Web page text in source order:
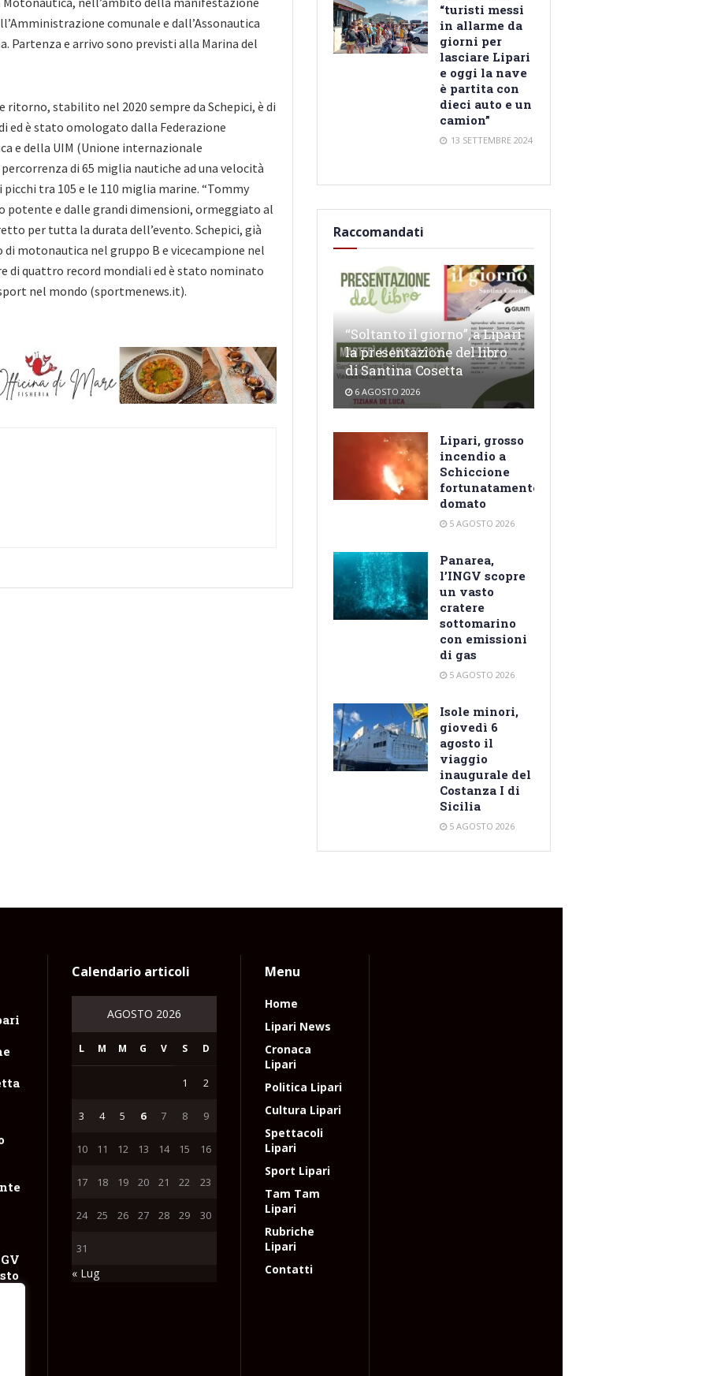
comunale e dall’Assonautica
Partenza e arrivo sono previsti alla Marina del
ritorno, stabilito nel 2020 sempre da Schepici, è di
ed è stato omologato dalla Federazione
e della UIM (Unione internazionale
di 65 miglia nautiche ad una velocità
picchi tra 105 e le 110 miglia marine. “Tommy
potente e dalle grandi dimensioni, ormeggiato al
per tutta la durata dell’evento. Schepici, già
di motonautica nel gruppo B e vicecampione nel
di quattro record mondiali ed è stato nominato
nel mondo (sportmenews.it).
“turisti messi
in allarme da
giorni per
lasciare Lipari
e oggi la nave
è partita con
dieci auto e un
camion”
13 SETTEMBRE 2024
Raccomandati
“Soltanto il giorno”, a Lipari
la presentazione del libro
di Santina Cosetta
6 AGOSTO 2026
Lipari, grosso
incendio a
Schiccione
fortunatamente
domato
5 AGOSTO 2026
Panarea,
l’INGV scopre
un vasto
cratere
sottomarino
con emissioni
di gas
5 AGOSTO 2026
Isole minori,
giovedì 6
agosto il
viaggio
inaugurale del
Costanza I di
Sicilia
5 AGOSTO 2026
Calendario articoli
AGOSTO 2026
L M M G V S D
1 2
3 4 5 6 7 8 9
10 11 12 13 14 15 16
17 18 19 20 21 22 23
24 25 26 27 28 29 30
31
« Lug
Menu
Home
Lipari News
Cronaca
Lipari
Politica Lipari
Cultura Lipari
Spettacoli
Lipari
Sport Lipari
Tam Tam
Lipari
Rubriche
Lipari
Contatti